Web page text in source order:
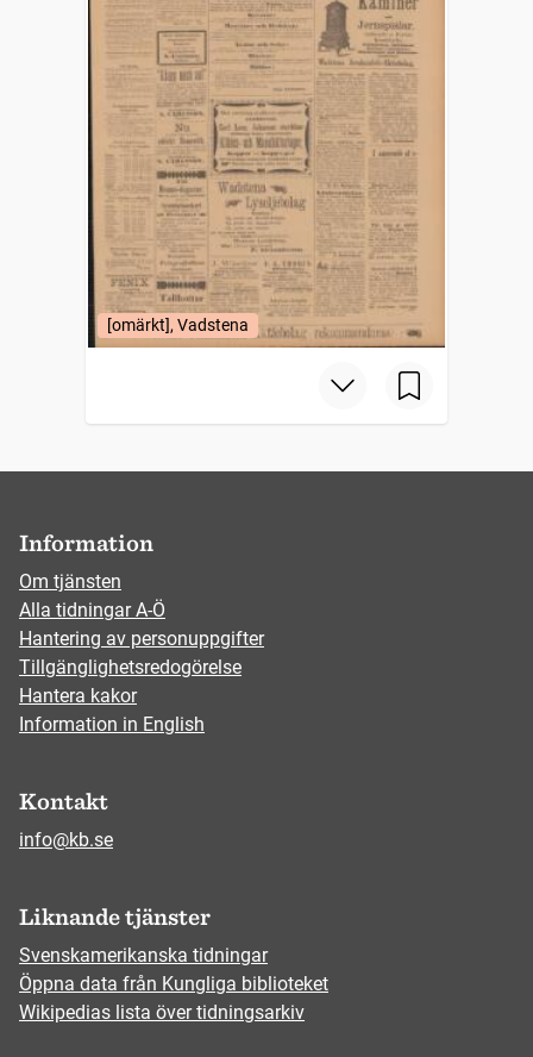
[omärkt], Vadstena
Information
Om tjänsten
Alla tidningar A-Ö
Hantering av personuppgifter
Tillgänglighetsredogörelse
Hantera kakor
Information in English
Kontakt
info@kb.se
Liknande tjänster
Svenskamerikanska tidningar
Öppna data från Kungliga biblioteket
Wikipedias lista över tidningsarkiv